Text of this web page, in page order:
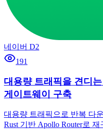
네이버 D2
191
대용량 트래픽을 견디
게이트웨이 구축
대용량 트래픽으로 반복 다
Rust 기반 Apollo Router로